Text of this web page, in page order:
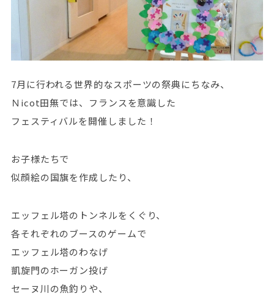
7月に行われる世界的なスポーツの祭典にちなみ、
Ｎicot田無では、フランスを意識した
フェスティバルを開催しました！
お子様たちで
似顔絵の国旗を作成したり、
エッフェル塔のトンネルをくぐり、
各それぞれのブースのゲームで
エッフェル塔のわなげ
凱旋門のホーガン投げ
セーヌ川の魚釣りや、